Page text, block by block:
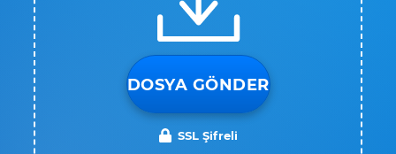
DOSYA GÖNDER
SSL Şifreli